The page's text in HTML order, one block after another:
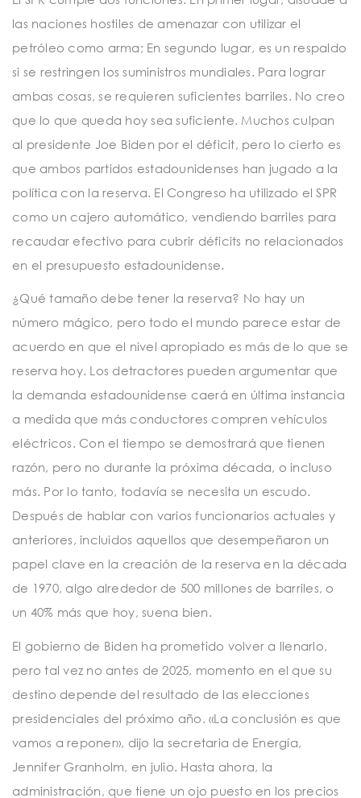
las naciones hostiles de amenazar con utilizar el
petróleo como arma; En segundo lugar, es un respaldo
si se restringen los suministros mundiales. Para lograr
ambas cosas, se requieren suficientes barriles. No creo
que lo que queda hoy sea suficiente. Muchos culpan
al presidente Joe Biden por el déficit, pero lo cierto es
que ambos partidos estadounidenses han jugado a la
política con la reserva. El Congreso ha utilizado el SPR
como un cajero automático, vendiendo barriles para
recaudar efectivo para cubrir déficits no relacionados
en el presupuesto estadounidense.
¿Qué tamaño debe tener la reserva? No hay un
número mágico, pero todo el mundo parece estar de
acuerdo en que el nivel apropiado es más de lo que se
reserva hoy. Los detractores pueden argumentar que
la demanda estadounidense caerá en última instancia
a medida que más conductores compren vehículos
eléctricos. Con el tiempo se demostrará que tienen
razón, pero no durante la próxima década, o incluso
más. Por lo tanto, todavía se necesita un escudo.
Después de hablar con varios funcionarios actuales y
anteriores, incluidos aquellos que desempeñaron un
papel clave en la creación de la reserva en la década
de 1970, algo alrededor de 500 millones de barriles, o
un 40% más que hoy, suena bien.
El gobierno de Biden ha prometido volver a llenarlo,
pero tal vez no antes de 2025, momento en el que su
destino depende del resultado de las elecciones
presidenciales del próximo año. «La conclusión es que
vamos a reponer», dijo la secretaria de Energía,
Jennifer Granholm, en julio. Hasta ahora, la
administración, que tiene un ojo puesto en los precios